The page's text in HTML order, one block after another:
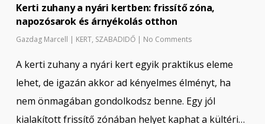
Kerti zuhany a nyári kertben: frissítő zóna,
napozósarok és árnyékolás otthon
Gazdag Marcell | KERT, SZABADIDŐ | No Comments
A kerti zuhany a nyári kert egyik praktikus eleme
lehet, de igazán akkor ad kényelmes élményt, ha
nem önmagában gondolkodsz benne. Egy jól
kialakított frissítő zónában helyet kaphat a kültéri…